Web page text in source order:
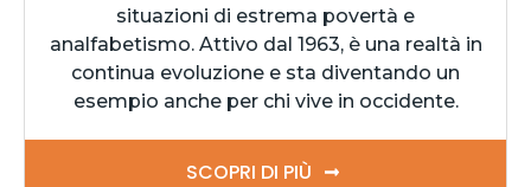
situazioni di estrema povertà e
analfabetismo. Attivo dal 1963, è una realtà in
continua evoluzione e sta diventando un
esempio anche per chi vive in occidente.
SCOPRI DI PIÙ